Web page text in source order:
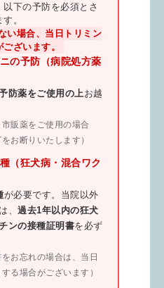
下の予防を必須とさ
。
い場合、当日トリミン
ざいます。
の予防（病院処方薬
防薬をご使用の上 お越
販薬をご使用の場合
お断りいたします）
（狂犬病・混合ワク
が必要です。当院以外
、 過去1年以内の狂犬
ンの接種証明書を必ず
お忘れの場合は、当日
る場合がございます）